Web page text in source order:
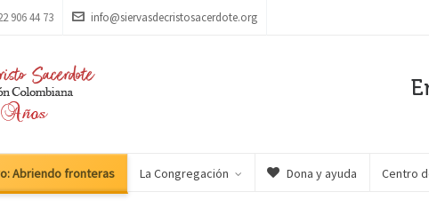
906 44 73 info@siervasdecristosacerdote.org
Abriendo fronteras La Congregación Dona y ayuda Centro